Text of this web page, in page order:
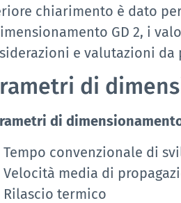
chiarimento è dato
GD 2, i
e valutazioni
di
di
Tempo convenzionale di
Velocità media di
Rilascio termico